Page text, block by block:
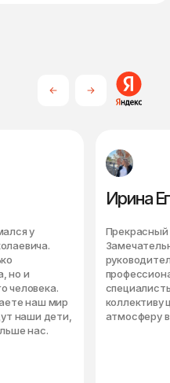
у
но и
человека.
наш мир
наши дети,
нас.
коллективу
атмосферу
Ирина